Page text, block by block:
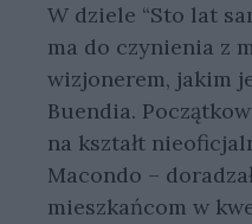
W dziele “Sto lat
ma do czynienia z
wizjonerem, jakim
Buendia.
na kształt
Macondo –
mieszkańcom w